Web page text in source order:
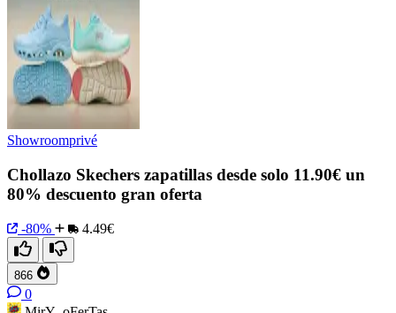
Showroomprivé
Chollazo Skechers zapatillas desde solo 11.90€ un
80% descuento gran oferta
-80% 4.49€
866
0